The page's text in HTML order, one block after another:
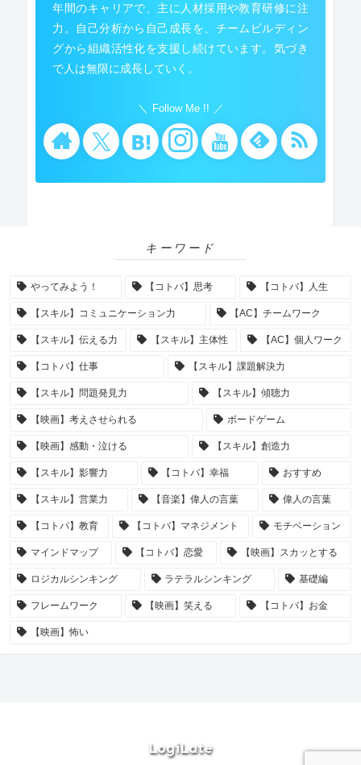
年間のキャリアで、主に人材採用や教育研修に注
力。自己分析から自己成長を、チームビルディン
グから組織活性化を支援し続けています。気づき
で人は無限に成長していく。
Follow Me !!
キーワード
やってみよう！ 【コトバ】思考 【コトバ】人生
【スキル】コミュニケーション力 【AC】チームワーク
【スキル】伝える力 【スキル】主体性 【AC】個人ワーク
【コトバ】仕事 【スキル】課題解決力
【スキル】問題発見力 【スキル】傾聴力
【映画】考えさせられる ボードゲーム
【映画】感動・泣ける 【スキル】創造力
【スキル】影響力 【コトバ】幸福 おすすめ
【スキル】営業力 【音楽】偉人の言葉 偉人の言葉
【コトバ】教育 【コトバ】マネジメント モチベーション
マインドマップ 【コトバ】恋愛 【映画】スカッとする
ロジカルシンキング ラテラルシンキング 基礎編
フレームワーク 【映画】笑える 【コトバ】お金
【映画】怖い
LogiLate